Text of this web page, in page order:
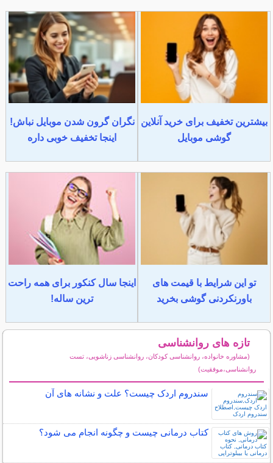
بیشترین تخفیف برای خرید آنلاین
گوشی موبایل
نگران گرون شدن موبایل نباش!
اینجا تخفیف خوبی داره
تو این شرایط با قیمت های
باورنکردنی گوشی بخرید
اینجا سال کنکور برای همه راحت
ترین ساله!
تازه های روانشناسی
(مشاوره خانواده، روانشناسی کودکان، روانشناسی زناشویی، تست
روانشناسی،موفقیت)
سندروم اردک چیست؟ علت و نشانه های آن
کتاب درمانی چیست و چگونه انجام می شود؟